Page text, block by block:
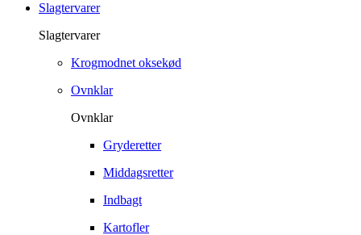
Slagtervarer
Slagtervarer
Krogmodnet oksekød
Ovnklar
Ovnklar
Gryderetter
Middagsretter
Indbagt
Kartofler